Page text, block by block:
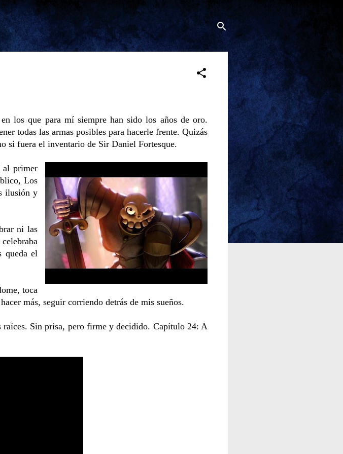
principal
los que para mí siempre han sido los años de oro.
todas las armas posibles para hacerle frente. Quizás
si fuera el inventario de Sir Daniel Fortesque.
al primer
Los
ilusión y
ni las
queda el
toca
más, seguir corriendo detrás de mis sueños.
Sin prisa, pero firme y decidido. Capítulo 24: A